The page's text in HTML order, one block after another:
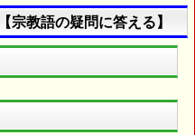
宗教語の疑問に答える】